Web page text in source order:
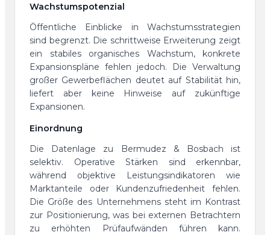
Wachstumspotenzial
Öffentliche Einblicke in Wachstumsstrategien
sind begrenzt. Die schrittweise Erweiterung zeigt
ein stabiles organisches Wachstum, konkrete
Expansionspläne fehlen jedoch. Die Verwaltung
großer Gewerbeflächen deutet auf Stabilität hin,
liefert aber keine Hinweise auf zukünftige
Expansionen.
Einordnung
Die Datenlage zu Bermudez & Bosbach ist
selektiv. Operative Stärken sind erkennbar,
während objektive Leistungsindikatoren wie
Marktanteile oder Kundenzufriedenheit fehlen.
Die Größe des Unternehmens steht im Kontrast
zur Positionierung, was bei externen Betrachtern
zu erhöhten Prüfaufwänden führen kann.